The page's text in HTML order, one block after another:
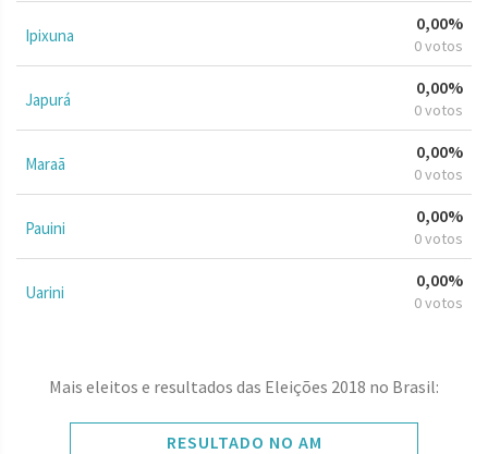
Ipixuna
0,00%
0 votos
Japurá
0,00%
0 votos
Maraã
0,00%
0 votos
Pauini
0,00%
0 votos
Uarini
0,00%
0 votos
Mais eleitos e resultados das Eleições 2018 no Brasil:
RESULTADO NO AM